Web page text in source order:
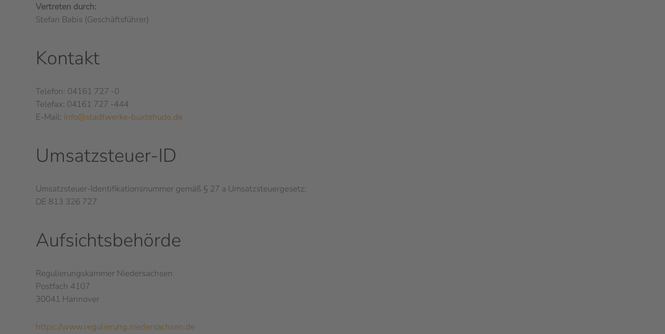
Vertreten durch:
Stefan Babis (Geschäftsführer)
Kontakt
Telefon: 04161 727 -0
Telefax: 04161 727 -444
E-Mail: info@stadtwerke-buxtehude.de
Umsatzsteuer-ID
Umsatzsteuer-Identifikationsnummer gemäß § 27 a Umsatzsteuergesetz:
DE 813 326 727
Aufsichtsbehörde
Regulierungskammer Niedersachsen
Postfach 4107
30041 Hannover
https://www.regulierung.niedersachsen.de